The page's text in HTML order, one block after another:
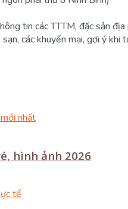
tin các TTTM, đặc sản địa
các khuyến mại, gợi ý khi
hình ảnh 2026